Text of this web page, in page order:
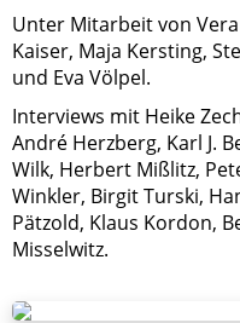
Unter Mitarbeit von
Kaiser, Maja Kersting,
und Eva Völpel.
Interviews mit Heike
André Herzberg, Karl J.
Wilk, Herbert Mißlitz,
Winkler, Birgit Turski,
Pätzold, Klaus Kordon,
Misselwitz.